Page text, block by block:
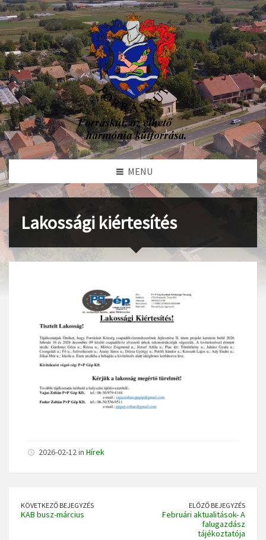
MENU
Lakossági kiértesítés
2026-02-12 in Hírek
KÖVETKEZŐ BEJEGYZÉS
KAB busz-március
ELŐZŐ BEJEGYZÉS
Februári aktualitások- A
falugazdász
tájékoztatója